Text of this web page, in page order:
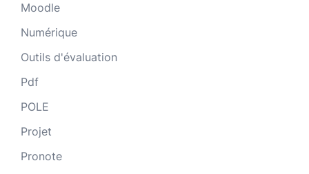
Moodle
Numérique
Outils d'évaluation
Pdf
POLE
Projet
Pronote